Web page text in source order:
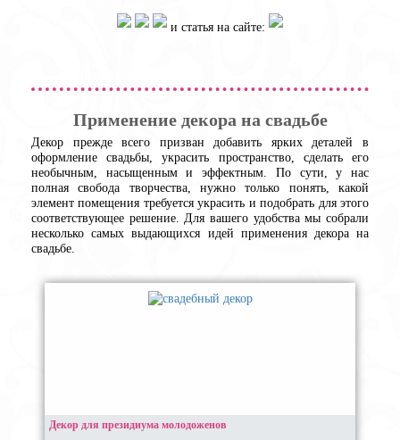
и статья на сайте:
Применение декора на свадьбе
Декор прежде всего призван добавить ярких деталей в
оформление свадьбы, украсить пространство, сделать его
необычным, насыщенным и эффектным. По сути, у нас
полная свобода творчества, нужно только понять, какой
элемент помещения требуется украсить и подобрать для этого
соответствующее решение. Для вашего удобства мы собрали
несколько самых выдающихся идей применения декора на
свадьбе.
Декор для президиума молодоженов